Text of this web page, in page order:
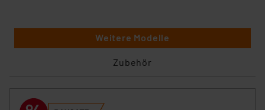
Weitere Modelle
Zubehör